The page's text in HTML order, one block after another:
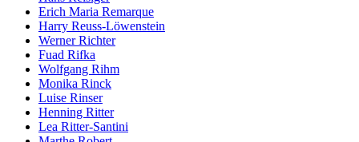
Erich Maria Remarque
Harry Reuss-Löwenstein
Werner Richter
Fuad Rifka
Wolfgang Rihm
Monika Rinck
Luise Rinser
Henning Ritter
Lea Ritter-Santini